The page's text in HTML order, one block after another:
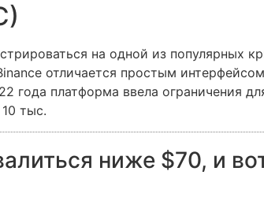
на одной из популярных
отличается простым
года платформа ввела ограничения
тыс.
ниже $70, и